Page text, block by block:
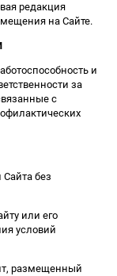
редакция
на Сайте.
и
за
с
без
или его
условий
размещенный